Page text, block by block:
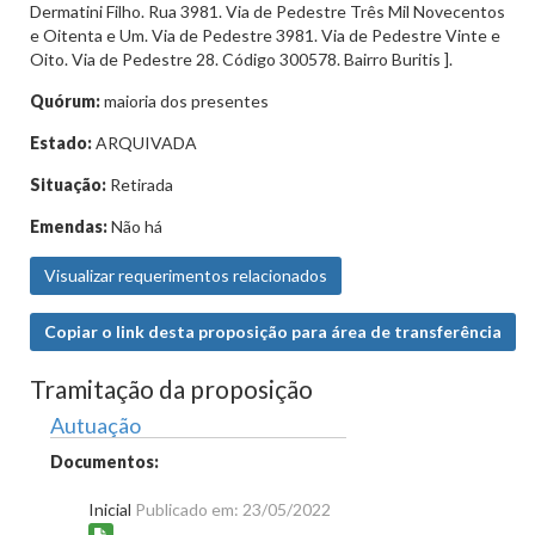
Dermatini Filho. Rua 3981. Via de Pedestre Três Mil Novecentos
e Oitenta e Um. Via de Pedestre 3981. Via de Pedestre Vinte e
Oito. Via de Pedestre 28. Código 300578. Bairro Buritis ].
Quórum:maioria dos presentes
Estado:ARQUIVADA
Situação: Retirada
Emendas:Não há
Visualizar requerimentos relacionados
Copiar o link desta proposição para área de transferência
Tramitação da proposição
Autuação
Documentos:
Inicial Publicado em: 23/05/2022